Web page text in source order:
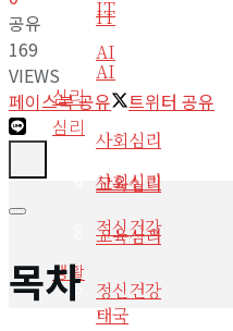
IT
AI
심리
사회심리
교육심리
정신건강
IT
AI
심리
사회심리
교육심리
정신건강
생활
태국
공유
169
VIEWS
페이스북 공유
트위터 공유
목차